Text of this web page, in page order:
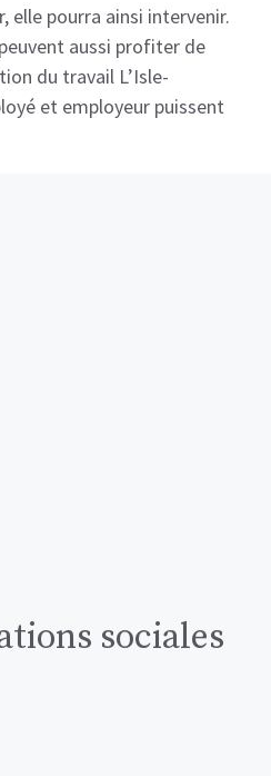
elle pourra ainsi intervenir.
aussi profiter de
du travail L’Isle-
et employeur puissent
sociales